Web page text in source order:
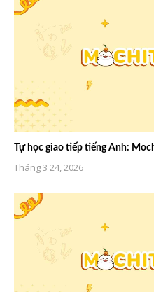
Tự học giao tiếp tiếng Anh:
Tháng 3 24, 2026